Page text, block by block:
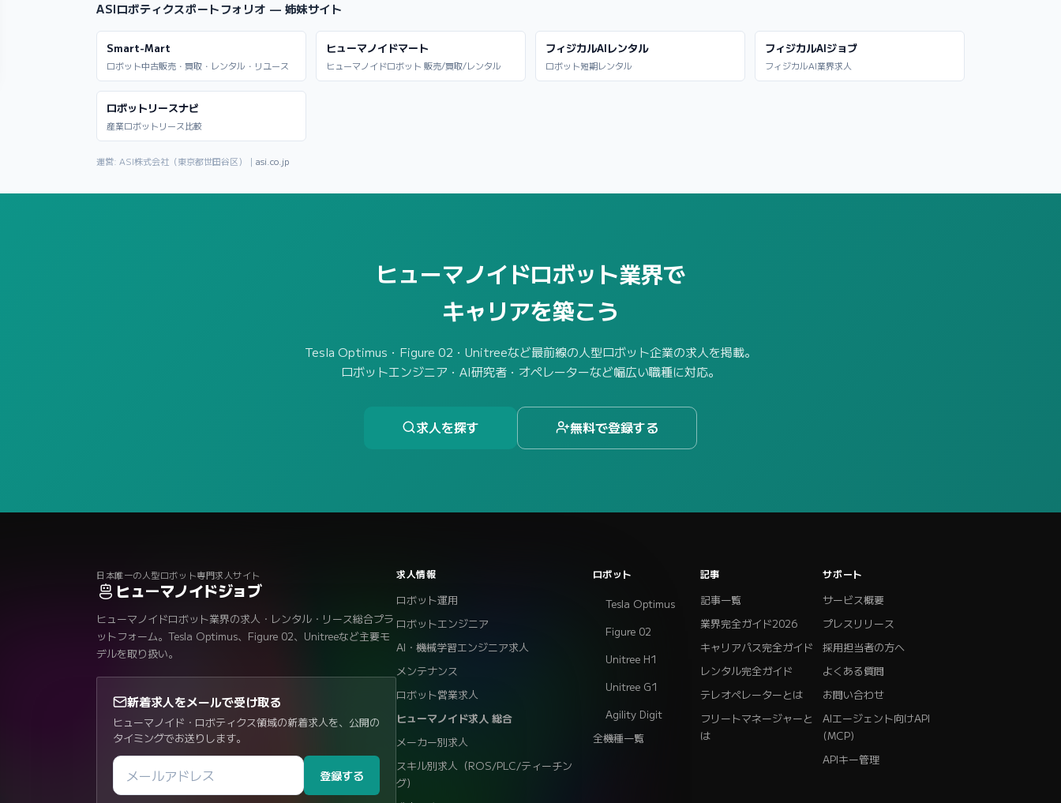
ASIロボティクスポートフォリオ — 姉妹サイト
Smart-Mart
ロボット中古販売・買取・レンタル・リユース
ヒューマノイドマート
ヒューマノイドロボット 販売/買取/レンタル
フィジカルAIレンタル
ロボット短期レンタル
フィジカルAIジョブ
フィジカルAI業界求人
ロボットリースナビ
産業ロボットリース比較
運営: ASI株式会社（東京都世田谷区）｜ asi.co.jp
ヒューマノイドロボット業界で
キャリアを築こう
Tesla Optimus・Figure 02・Unitreeなど最前線の人型ロボット企業の求人を掲載。
ロボットエンジニア・AI研究者・オペレーターなど幅広い職種に対応。
求人を探す 無料で登録する
日本唯一の人型ロボット専門求人サイト
ヒューマノイドジョブ
ヒューマノイドロボット業界の求人・レンタル・リース総合プラ
ットフォーム。Tesla Optimus、Figure 02、Unitreeなど主要モ
デルを取り扱い。
新着求人をメールで受け取る
ヒューマノイド・ロボティクス領域の新着求人を、公開の
タイミングでお送りします。
登録する
求人情報
ロボット運用
ロボットエンジニア
AI・機械学習エンジニア求人
メンテナンス
ロボット営業求人
ヒューマノイド求人 総合
メーカー別求人
スキル別求人（ROS/PLC/ティーチン
グ）
ロボット
Tesla Optimus
Figure 02
Unitree H1
Unitree G1
Agility Digit
全機種一覧
記事
記事一覧
業界完全ガイド2026
キャリアパス完全ガイド
レンタル完全ガイド
テレオペレーターとは
フリートマネージャーと
は
サポート
サービス概要
プレスリリース
採用担当者の方へ
よくある質問
お問い合わせ
AIエージェント向けAPI
(MCP)
APIキー管理